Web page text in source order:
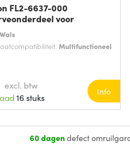
FL2-6637-000
voor
Wals
Multifunctioneel
excl. btw
16 stuks
Info
60 dagendefect